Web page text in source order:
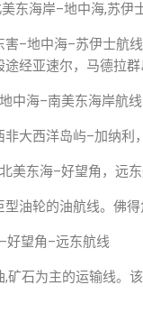
美东海岸–地中海,苏伊
害–地中海–苏伊士航
经亚速尔，马德拉群
地中海–南美东海岸航线
大西洋岛屿–加纳利
北美东海–好望角，远
油轮的油航线。佛
好望角–远东航线
矿石为主的运输线。